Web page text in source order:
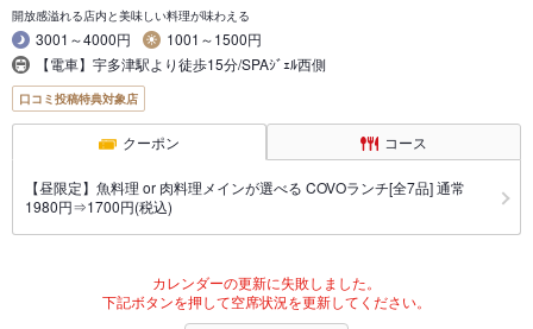
開放感溢れる店内と美味しい料理が味わえる
3001～4000円
1001～1500円
【電車】宇多津駅より徒歩15分/SPAｼﾞｪﾙ西側
口コミ投稿特典対象店
クーポン コース
【昼限定】魚料理 or 肉料理メインが選べる COVOランチ[全7品] 通常
1980円⇒1700円(税込)
カレンダーの更新に失敗しました。
下記ボタンを押して空席状況を更新してください。